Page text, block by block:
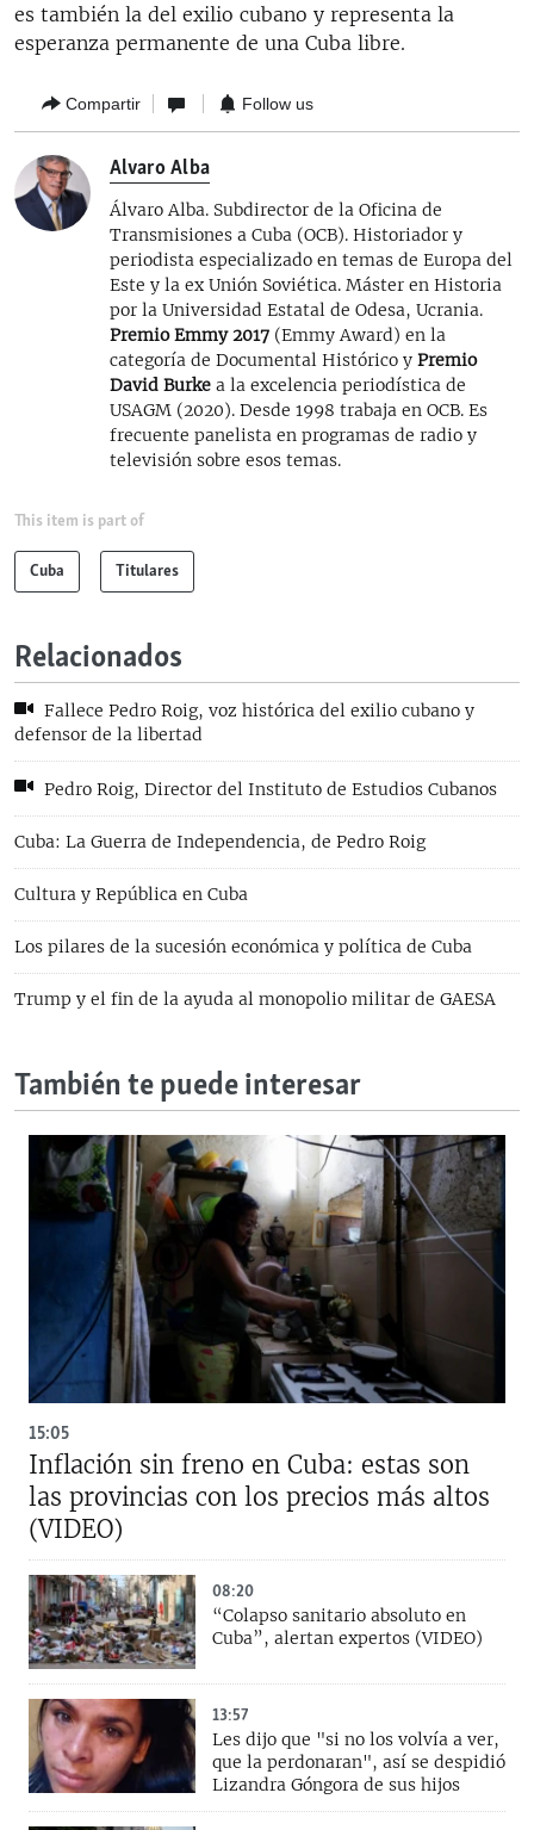
es también la del exilio cubano y representa la
esperanza permanente de una Cuba libre.
Compartir Follow us
Alvaro Alba
Álvaro Alba. Subdirector de la Oficina de
Transmisiones a Cuba (OCB). Historiador y
periodista especializado en temas de Europa del
Este y la ex Unión Soviética. Máster en Historia
por la Universidad Estatal de Odesa, Ucrania.
Premio Emmy 2017 (Emmy Award) en la
categoría de Documental Histórico y Premio
David Burke a la excelencia periodística de
USAGM (2020). Desde 1998 trabaja en OCB. Es
frecuente panelista en programas de radio y
televisión sobre esos temas.
This item is part of
Cuba Titulares
Relacionados
Fallece Pedro Roig, voz histórica del exilio cubano y
defensor de la libertad
Pedro Roig, Director del Instituto de Estudios Cubanos
Cuba: La Guerra de Independencia, de Pedro Roig
Cultura y República en Cuba
Los pilares de la sucesión económica y política de Cuba
Trump y el fin de la ayuda al monopolio militar de GAESA
También te puede interesar
15:05
Inflación sin freno en Cuba: estas son
las provincias con los precios más altos
(VIDEO)
08:20
“Colapso sanitario absoluto en
Cuba”, alertan expertos (VIDEO)
13:57
Les dijo que "si no los volvía a ver,
que la perdonaran", así se despidió
Lizandra Góngora de sus hijos